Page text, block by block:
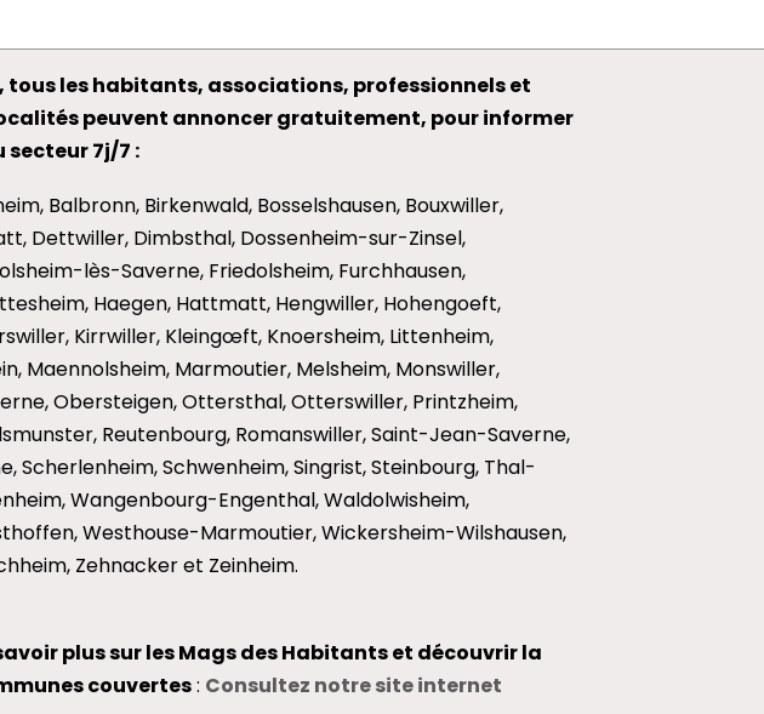
tous les habitants, associations, professionnels et
peuvent annoncer gratuitement, pour informer
7j/7 :
Balbronn, Birkenwald, Bosselshausen, Bouxwiller,
Dettwiller, Dimbsthal, Dossenheim-sur-Zinsel,
lès-Saverne, Friedolsheim, Furchhausen,
Haegen, Hattmatt, Hengwiller, Hohengoeft,
Kirrwiller, Kleingœft, Knoersheim, Littenheim,
Maennolsheim, Marmoutier, Melsheim, Monswiller,
Obersteigen, Ottersthal, Otterswiller, Printzheim,
Reutenbourg, Romanswiller, Saint-Jean-Saverne,
Scherlenheim, Schwenheim, Singrist, Steinbourg, Thal-
Wangenbourg-Engenthal, Waldolwisheim,
Westhouse-Marmoutier, Wickersheim-Wilshausen,
Zehnacker et Zeinheim.
plus sur les Mags des Habitants et découvrir la
couvertes: Consultez notre site internet